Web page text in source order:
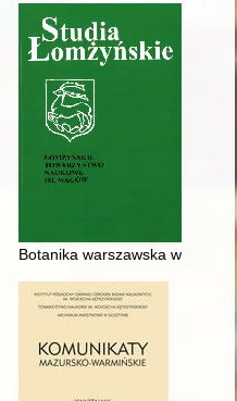
Botanika warszawska w